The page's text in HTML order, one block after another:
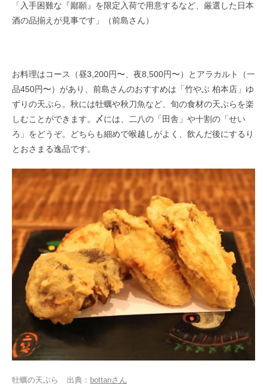
「入手困難な『鄙願』を限定入荷で用意するなど、厳選した日本
酒の品揃えが見事です」（前島さん）
お料理はコース（昼3,200円〜、夜8,500円〜）とアラカルト（一
品450円〜）があり、前島さんのおすすめは「竹やぶ 柏本店」ゆ
ずりの天ぷら。秋には牡蠣や秋刀魚など、旬の食材の天ぷらを楽
しむことができます。〆には、二八の「田舎」や十割の「せい
ろ」をどうぞ。どちらも細めで喉越しがよく、飲んだ後にするり
とおさまる逸品です。
牡蠣の天ぷら 出典： bottanさん